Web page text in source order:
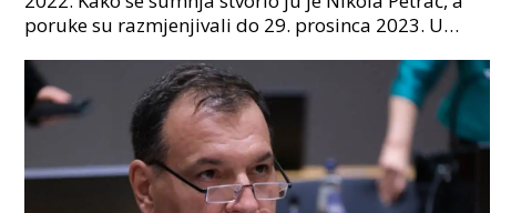
poruke su razmjenjivali do 29. prosinca 2023. U